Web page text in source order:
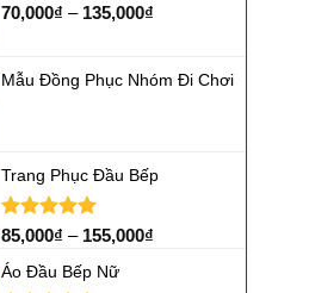
70,000₫ – 135,000₫
Mẫu Đồng Phục Nhóm Đi Chơi
Trang Phục Đầu Bếp
Được xếp
5 sao
85,000₫ – 155,000₫
Áo Đầu Bếp Nữ